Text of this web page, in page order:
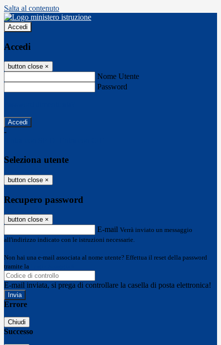
Salta al contenuto
Accedi
Accedi
button close ×
Nome Utente
Password
-
Seleziona utente
button close ×
Recupero password
button close ×
E-mail Verrà inviato un messaggio
all'indirizzo indicato con le istruzioni necessarie.
Non hai una e-mail associata al nome utente? Effettua il reset della password
tramite la
E-mail inviata, si prega di controllare la casella di posta elettronica!
Errore
Chiudi
Successo